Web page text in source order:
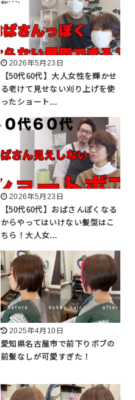
2026年5月23日
【50代60代】大人女性を輝かせ
る老けて見せない刈り上げを使
ったショート…
2026年5月23日
【50代60代】おばさんぽくなる
からやってはいけない髪型はこ
ちら！大人女…
2025年4月10日
愛知県名古屋市で前下りボブの
前髪なしが可愛すぎた！